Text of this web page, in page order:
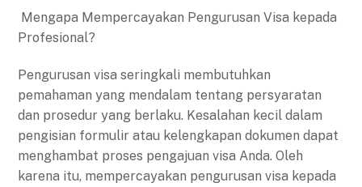
Mengapa Mempercayakan Pengurusan Visa kepada
Profesional?
Pengurusan visa seringkali membutuhkan
pemahaman yang mendalam tentang persyaratan
dan prosedur yang berlaku. Kesalahan kecil dalam
pengisian formulir atau kelengkapan dokumen dapat
menghambat proses pengajuan visa Anda. Oleh
karena itu, mempercayakan pengurusan visa kepada